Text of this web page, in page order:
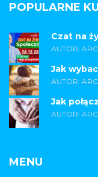
POPULARNE
Czat na
AUTOR:
Jak
AUTOR:
Jak
AUTOR:
MENU